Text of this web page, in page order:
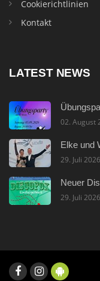
Cookierichtlinien
Kontakt
LATEST NEWS
02. August
Elke und
29. Juli 2026
Neuer
29. Juli 2026